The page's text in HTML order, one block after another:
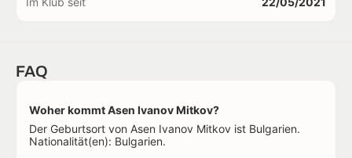
FAQ
Woher kommt Asen Ivanov Mitkov?
Der Geburtsort von Asen Ivanov Mitkov ist Bulgarien.
Nationalität(en): Bulgarien.